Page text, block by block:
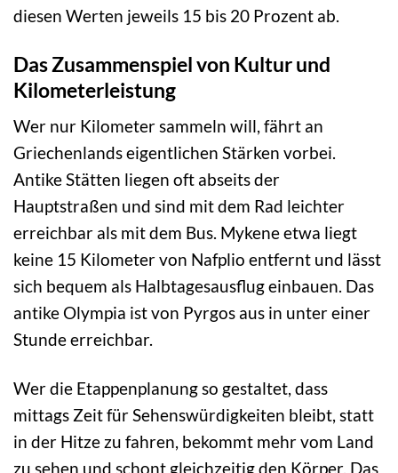
diesen Werten jeweils 15 bis 20 Prozent ab.
Das Zusammenspiel von Kultur und
Kilometerleistung
Wer nur Kilometer sammeln will, fährt an
Griechenlands eigentlichen Stärken vorbei.
Antike Stätten liegen oft abseits der
Hauptstraßen und sind mit dem Rad leichter
erreichbar als mit dem Bus. Mykene etwa liegt
keine 15 Kilometer von Nafplio entfernt und lässt
sich bequem als Halbtagesausflug einbauen. Das
antike Olympia ist von Pyrgos aus in unter einer
Stunde erreichbar.
Wer die Etappenplanung so gestaltet, dass
mittags Zeit für Sehenswürdigkeiten bleibt, statt
in der Hitze zu fahren, bekommt mehr vom Land
zu sehen und schont gleichzeitig den Körper. Das